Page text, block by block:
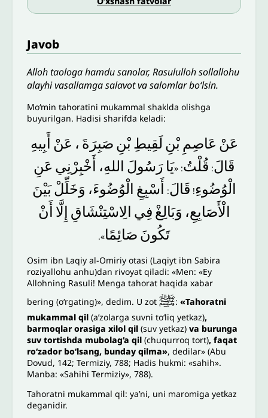
Javob
Alloh taologa hamdu sanolar, Rasululloh sollallohu
alayhi vasallamga salavot va salomlar bo‘lsin.
Mo‘min tahoratini mukammal shaklda olishga
buyurilgan. Hadisi sharifda keladi:
عَنْ عَاصِمِ بْنِ لَقِيطِ بْنِ صَبِرَةَ ، عَنْ أَبِيهِ
قَالَ: قُلْتُ: «يَا رَسُولَ اللهِ، أَخْبِرْنِي عَنِ
الْوُضُوءِ! قَالَ: أَسْبِغِ الْوُضُوءَ، وَخَلِّلْ بَيْنَ
الْأَصَابِعِ، وَبَالِغْ فِي الِاسْتِنْشَاقِ إِلَّا أَنْ
تَكُونَ صَائِمًا».
Osim ibn Laqiy al-Omiriy otasi (Laqiyt ibn Sabira
roziyallohu anhu)dan rivoyat qiladi: «Men: «Ey
Allohning Rasuli! Menga tahorat haqida xabar
bering (o‘rgating)», dedim. U zotﷺ:«Tahoratni
mukammal qil(a’zolarga suvni to‘liq yetkaz),
barmoqlar orasiga xilol qil(suv yetkaz) va burunga
suv tortishda mubolag‘a qil(chuqurroq tort), faqat
ro‘zador bo‘lsang, bunday qilma», dedilar» (Abu
Dovud, 142; Termiziy, 788; Hadis hukmi: «sahih».
Manba: «Sahihi Termiziy», 788).
Tahoratni mukammal qil: ya’ni, uni maromiga yetkaz
deganidir.